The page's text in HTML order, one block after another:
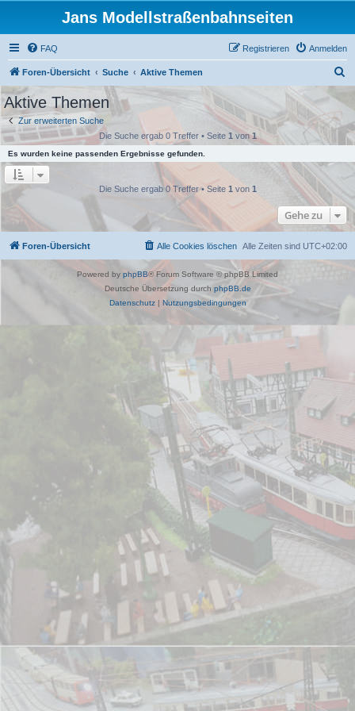
Jans Modellstraßenbahnseiten
FAQ Anmelden
Registrieren
Foren-Übersicht Suche Aktive Themen
c
h
e
Aktive Themen
Zur erweiterten Suche
Die Suche ergab 0 Treffer • Seite 1 von1
Es wurden keine passenden Ergebnisse gefunden.
Die Suche ergab 0 Treffer • Seite 1 von 1
Gehe zu
Foren-Übersicht Alle Zeiten sind UTC+02:00
Alle Cookies löschen
Powered by phpBB® Forum Software © phpBB Limited
Deutsche Übersetzung durch phpBB.de
Datenschutz| Nutzungsbedingungen